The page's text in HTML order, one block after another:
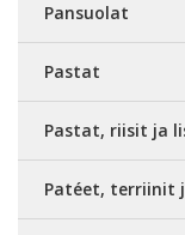
Pansuolat
Pastat
Pastat, riisit ja
Patéet, terriinit